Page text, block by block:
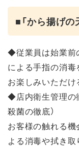
■「から揚げ
◆従業員は始業前
による手指の消毒
お楽しみいただけ
◆店内衛生管理の
殺菌の徹底）
お客様の触れる
よる消毒や拭き取